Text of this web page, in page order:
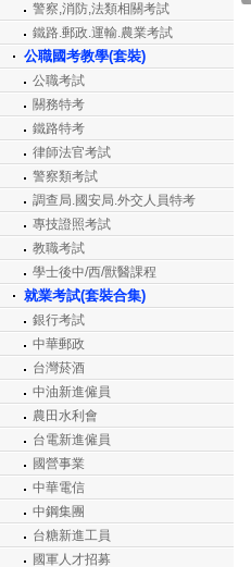
警察,消防,法類相關考試
鐵路.郵政.運輸.農業考試
公職國考教學(套裝)
公職考試
關務特考
鐵路特考
律師法官考試
警察類考試
調查局.國安局.外交人員特考
專技證照考試
教職考試
學士後中/西/獸醫課程
就業考試(套裝合集)
銀行考試
中華郵政
台灣菸酒
中油新進僱員
農田水利會
台電新進僱員
國營事業
中華電信
中鋼集團
台糖新進工員
國軍人才招募